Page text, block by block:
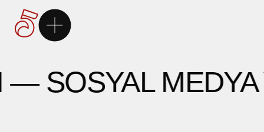
5Brand
SOSYAL MEDYA